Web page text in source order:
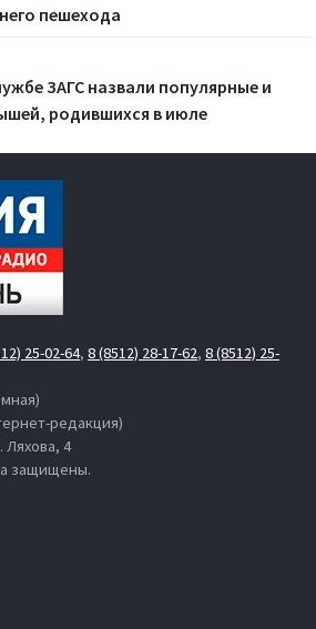
пешехода
ЗАГС назвали популярные и
родившихся в июле
25-02-64, 8 (8512) 28-17-62, 8 (8512) 25-
редакция)
Ляхова, 4
защищены.